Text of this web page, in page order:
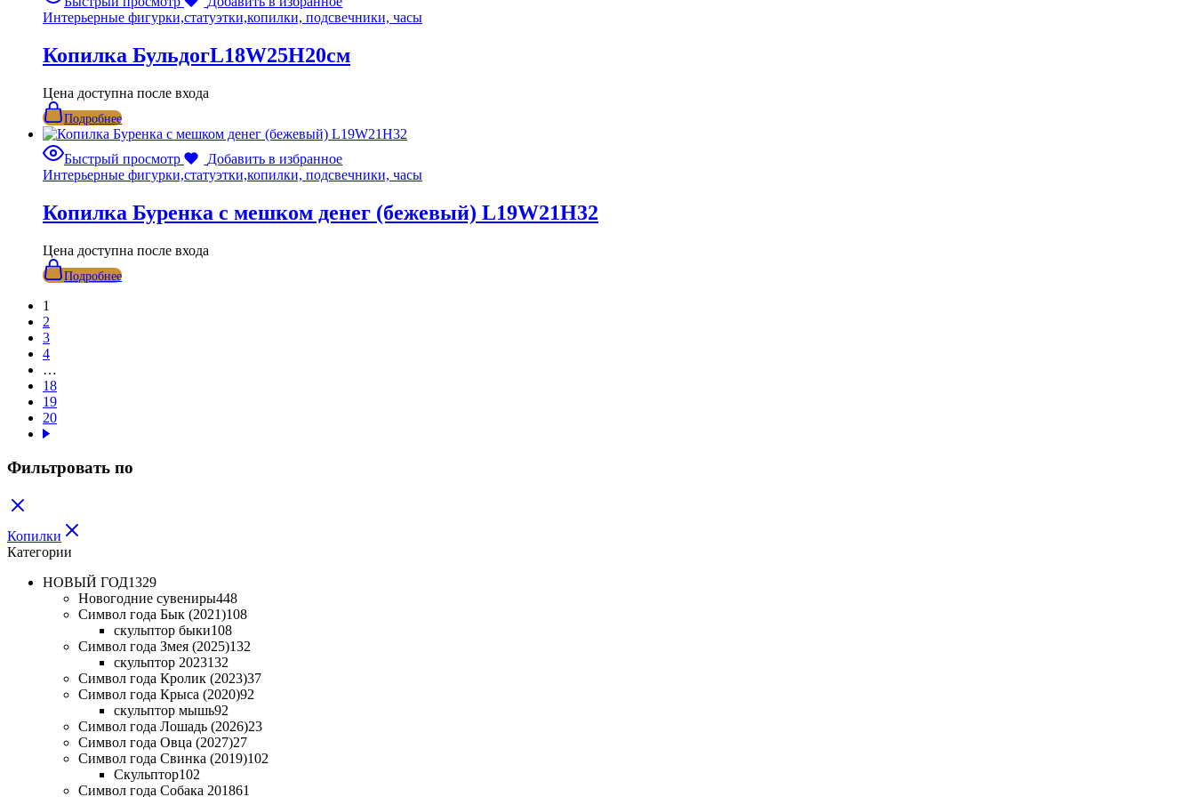
Интерьерные фигурки,статуэтки,копилки, подсвечники, часы
Копилка БульдогL18W25H20см
Цена доступна после входа
Подробнее
Быстрый просмотр
Добавить в избранное
Интерьерные фигурки,статуэтки,копилки, подсвечники, часы
Копилка Буренка с мешком денег (бежевый) L19W21H32
Цена доступна после входа
Подробнее
1
2
3
4
…
18
19
20
Фильтровать по
Копилки
Категории
НОВЫЙ ГОД1329
Новогодние сувениры448
Символ года Бык (2021)108
скульптор быки108
Символ года Змея (2025)132
скульптор 2023132
Символ года Кролик (2023)37
Символ года Крыса (2020)92
скульптор мышь92
Символ года Лошадь (2026)23
Символ года Овца (2027)27
Символ года Свинка (2019)102
Скульптор102
Символ года Собака 201861